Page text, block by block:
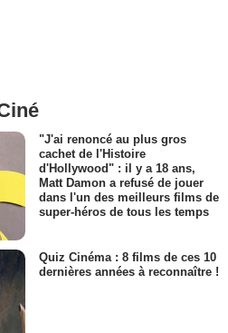
"J'ai renoncé au plus gros
cachet de l'Histoire
d'Hollywood" : il y a 18 ans,
Matt Damon a refusé de jouer
dans l'un des meilleurs films de
super-héros de tous les temps
Quiz Cinéma : 8 films de ces 10
dernières années à reconnaître !